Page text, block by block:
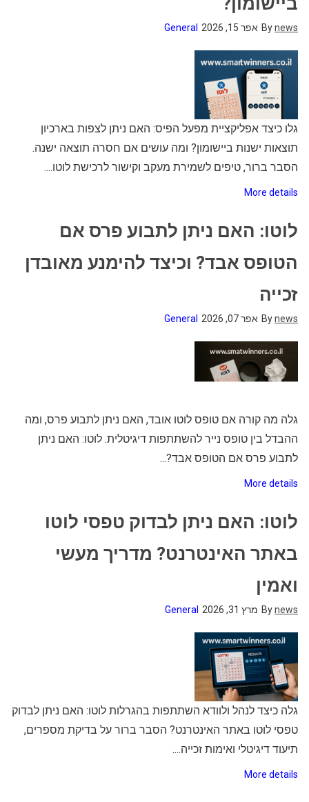
Bynews אפר 15, 2026 General
גלו כיצד אפליקציית מפעל הפיס: האם ניתן לצפות בארכיון
תוצאות ישנות ביישומון? ומה עושים אם חסרה תוצאה ישנה.
הסבר ברור, טיפים לשמירת מעקב וקישור לרכישת לוטו....
More details
לוטו: האם ניתן לתבוע פרס אם
הטופס אבד? וכיצד להימנע מאובדן
זכייה
Bynews אפר 07, 2026 General
גלה מה קורה אם טופס לוטו אובד, האם ניתן לתבוע פרס, ומה
ההבדל בין טופס נייר להשתתפות דיגיטלית. לוטו: האם ניתן
לתבוע פרס אם הטופס אבד?...
More details
לוטו: האם ניתן לבדוק טפסי לוטו
באתר האינטרנט? מדריך מעשי
ואמין
Bynews מרץ 31, 2026 General
גלה כיצד לנהל ולוודא השתתפות בהגרלות לוטו: האם ניתן לבדוק
טפסי לוטו באתר האינטרנט? הסבר ברור על בדיקת מספרים,
תיעוד דיגיטלי ואימות זכייה....
More details